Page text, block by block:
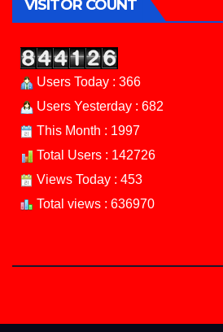
VISITOR COUNT
Users Today : 366
Users Yesterday : 682
This Month : 1997
Total Users : 142726
Views Today : 453
Total views : 636970